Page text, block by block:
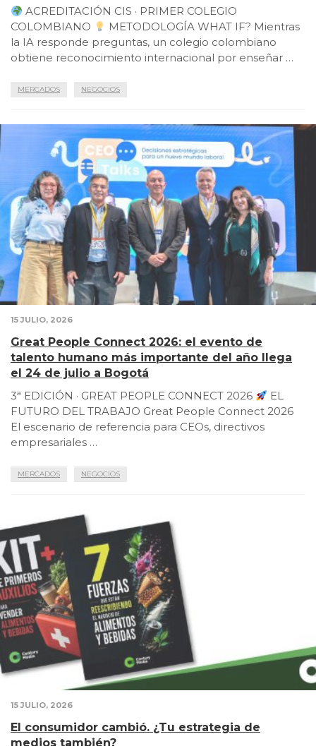
ACREDITACIÓN CIS · PRIMER COLEGIO
COLOMBIANO
METODOLOGÍA WHAT IF? Mientras
la IA responde preguntas, un colegio colombiano
obtiene reconocimiento internacional por enseñar …
MERCADOS NEGOCIOS
15 JULIO, 2026
Great People Connect 2026: el evento de
talento humano más importante del año llega
el 24 de julio a Bogotá
3ª EDICIÓN · GREAT PEOPLE CONNECT 2026
EL
FUTURO DEL TRABAJO Great People Connect 2026
El escenario de referencia para CEOs, directivos
empresariales …
MERCADOS NEGOCIOS
15 JULIO, 2026
El consumidor cambió. ¿Tu estrategia de
medios también?